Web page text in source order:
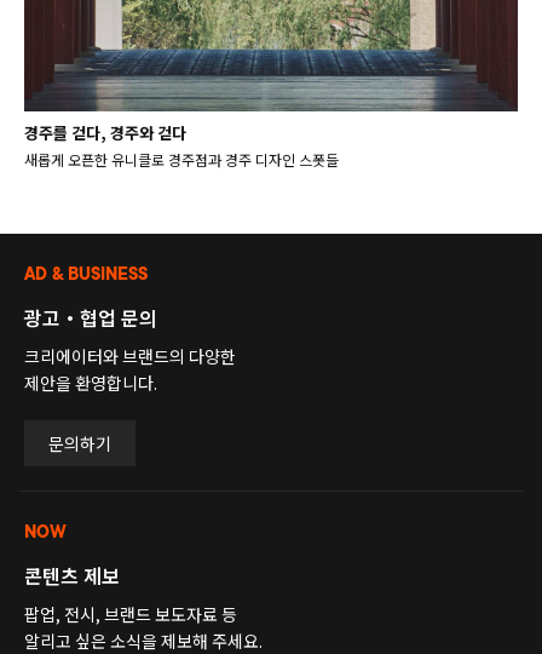
경주를 걷다, 경주와 걷다
새롭게 오픈한 유니클로 경주점과 경주 디자인 스폿들
AD & BUSINESS
광고・협업 문의
크리에이터와 브랜드의 다양한
제안을 환영합니다.
문의하기
NOW
콘텐츠 제보
팝업, 전시, 브랜드 보도자료 등
알리고 싶은 소식을 제보해 주세요.